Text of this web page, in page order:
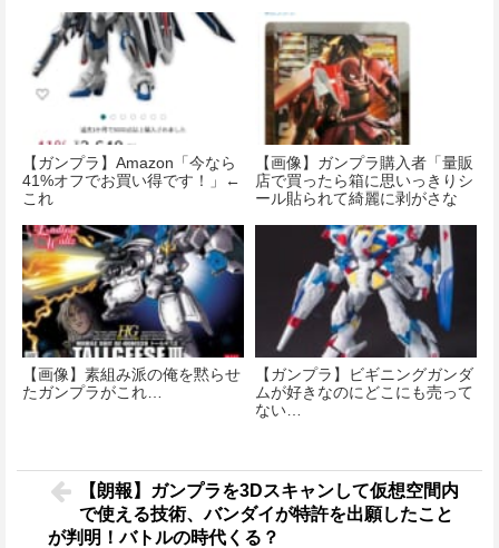
【ガンプラ】Amazon「今なら
41%オフでお買い得です！」←
これ
【画像】ガンプラ購入者「量販
店で買ったら箱に思いっきりシ
ール貼られて綺麗に剥がさな
【画像】素組み派の俺を黙らせ
たガンプラがこれ…
【ガンプラ】ビギニングガンダ
ムが好きなのにどこにも売って
ない…
【朗報】ガンプラを3Dスキャンして仮想空間内
で使える技術、バンダイが特許を出願したこと
が判明！バトルの時代くる？